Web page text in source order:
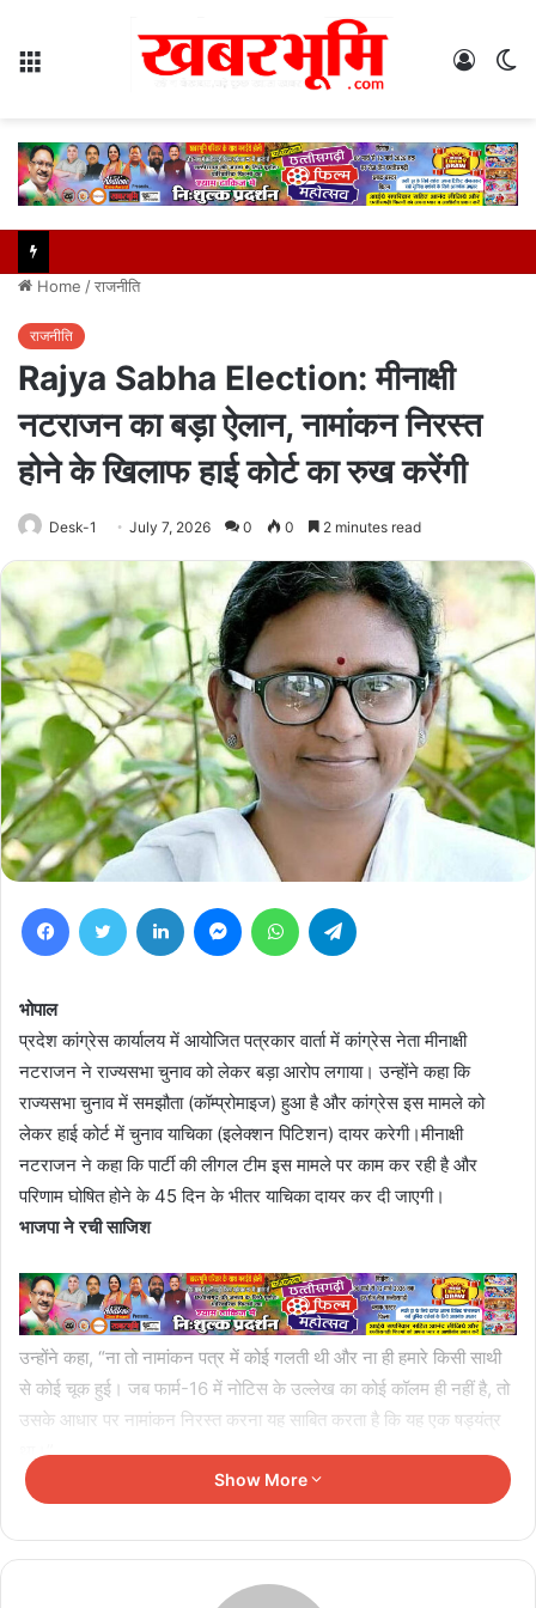
Log
Home /राजनीति
राजनीति
Rajya Sabha Election: मीनाक्षी
नटराजन का बड़ा ऐलान, नामांकन निरस्त
होने के खिलाफ हाई कोर्ट का रुख करेंगी
Desk-1 July 7, 2026 0 0 2 minutes read
FacebookTwitter LinkedIn MessengerWhatsApp
भोपाल
प्रदेश कांग्रेस कार्यालय में आयोजित पत्रकार वार्ता में कांग्रेस नेता मीनाक्षी
नटराजन ने राज्यसभा चुनाव को लेकर बड़ा आरोप लगाया। उन्होंने कहा कि
राज्यसभा चुनाव में समझौता (कॉम्प्रोमाइज) हुआ है और कांग्रेस इस मामले को
लेकर हाई कोर्ट में चुनाव याचिका (इलेक्शन पिटिशन) दायर करेगी।मीनाक्षी
नटराजन ने कहा कि पार्टी की लीगल टीम इस मामले पर काम कर रही है और
परिणाम घोषित होने के 45 दिन के भीतर याचिका दायर कर दी जाएगी।
भाजपा ने रची साजिश
उन्होंने कहा, “ना तो नामांकन पत्र में कोई गलती थी और ना ही हमारे किसी साथी
से कोई चूक हुई। जब फार्म-16 में नोटिस के उल्लेख का कोई कॉलम ही नहीं है, तो
उसके आधार पर नामांकन निरस्त करना यह साबित करता है कि यह एक षड्यंत्र
था।”
केवल एक सीट का नहीं, बल्कि पूरी चुनाव व्यवस्था की निष्पक्षता से जुड़ा हुआ है।
Show More